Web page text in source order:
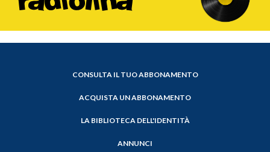
CONSULTA IL TUO ABBONAMENTO
ACQUISTA UN ABBONAMENTO
LA BIBLIOTECA DELL'IDENTITÀ
ANNUNCI